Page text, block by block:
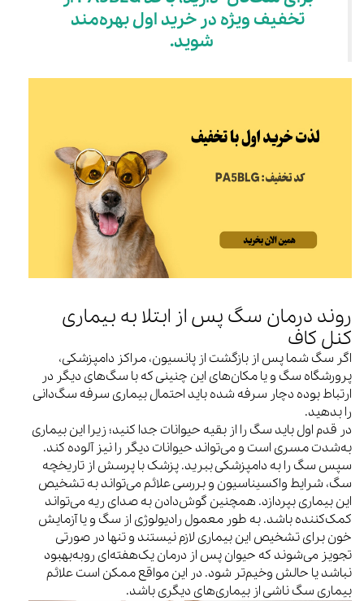
تخفیف ویژه در خرید اول بهره‌مند
شوید.
روند درمان سگ پس از ابتلا به بیماری
کنل کاف
اگر سگ شما پس از بازگشت از پانسیون، مراکز دامپزشکی،
پرورشگاه سگ و یا مکان‌های این چنینی که با سگ‌های دیگر در
ارتباط بوده دچار سرفه شده باید احتمال بیماری سرفه سگ‌دانی
را بدهید.
در قدم اول باید سگ را از بقیه حیوانات جدا کنید؛ زیرا این بیماری
به‌شدت مسری است و می‌تواند حیوانات دیگر را نیز آلوده کند.
سپس سگ را به دامپزشکی ببرید. پزشک با پرسش از تاریخچه
سگ، شرایط واکسیناسیون و بررسی علائم می‌تواند به تشخیص
این بیماری بپردازد. همچنین گوش‌دادن به صدای ریه می‌تواند
کمک‌کننده باشد. به طور معمول رادیولوژی از سگ و یا آزمایش
خون برای تشخیص این بیماری لازم نیستند و تنها در صورتی
تجویز می‌شوند که حیوان پس از درمان یک‌هفته‌ای روبه‌بهبود
نباشد یا حالش وخیم‌تر شود. در این مواقع ممکن است علائم
بیماری سگ ناشی از بیماری‌های دیگری باشد.